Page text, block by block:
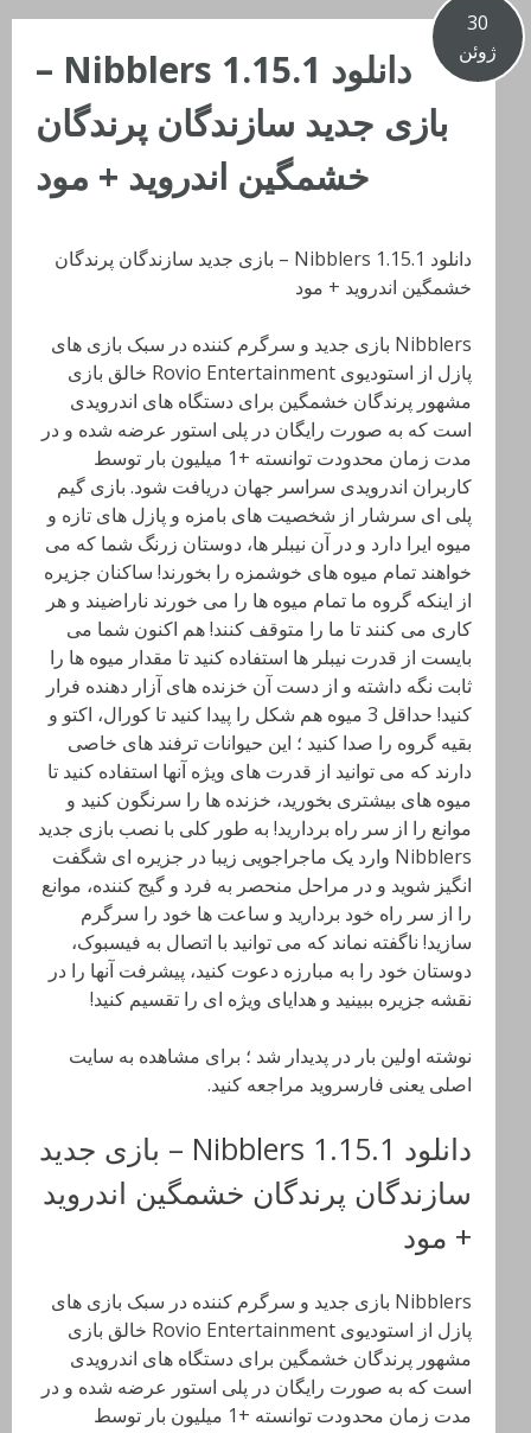
30
ژوئن
دانلود Nibblers 1.15.1 –
بازی جدید سازندگان پرندگان
خشمگین اندروید + مود
دانلود Nibblers 1.15.1 – بازی جدید سازندگان پرندگان
خشمگین اندروید + مود
Nibblers بازی جدید و سرگرم کننده در سبک بازی های
پازل از استودیوی Rovio Entertainment خالق بازی
مشهور پرندگان خشمگین برای دستگاه های اندرویدی
است که به صورت رایگان در پلی استور عرضه شده و در
مدت زمان محدودت توانسته +1 میلیون بار توسط
کاربران اندرویدی سراسر جهان دریافت شود. بازی گیم
پلی ای سرشار از شخصیت های بامزه و پازل های تازه و
میوه ایرا دارد و در آن نیبلر ها، دوستان زرنگ شما که می
خواهند تمام میوه های خوشمزه را بخورند! ساکنان جزیره
از اینکه گروه ما تمام میوه ها را می خورند ناراضیند و هر
کاری می کنند تا ما را متوقف کنند! هم اکنون شما می
بایست از قدرت نیبلر ها استفاده کنید تا مقدار میوه ها را
ثابت نگه داشته و از دست آن خزنده های آزار دهنده فرار
کنید! حداقل 3 میوه هم شکل را پیدا کنید تا کورال، اکتو و
بقیه گروه را صدا کنید ؛ این حیوانات ترفند های خاصی
دارند که می توانید از قدرت های ویژه آنها استفاده کنید تا
میوه های بیشتری بخورید، خزنده ها را سرنگون کنید و
موانع را از سر راه بردارید! به طور کلی با نصب بازی جدید
Nibblers وارد یک ماجراجویی زیبا در جزیره ای شگفت
انگیز شوید و در مراحل منحصر به فرد و گیج کننده، موانع
را از سر راه خود بردارید و ساعت ها خود را سرگرم
سازید! ناگفته نماند که می توانید با اتصال به فیسبوک،
دوستان خود را به مبارزه دعوت کنید، پیشرفت آنها را در
نقشه جزیره ببینید و هدایای ویژه ای را تقسیم کنید!
نوشته اولین بار در پدیدار شد ؛ برای مشاهده به سایت
اصلی یعنی فارسروید مراجعه کنید.
دانلود Nibblers 1.15.1 – بازی جدید
سازندگان پرندگان خشمگین اندروید
+ مود
Nibblers بازی جدید و سرگرم کننده در سبک بازی های
پازل از استودیوی Rovio Entertainment خالق بازی
مشهور پرندگان خشمگین برای دستگاه های اندرویدی
است که به صورت رایگان در پلی استور عرضه شده و در
مدت زمان محدودت توانسته +1 میلیون بار توسط